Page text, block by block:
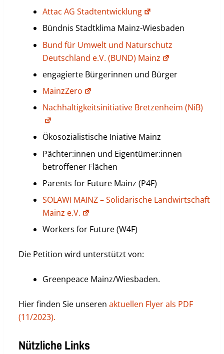
Attac AG Stadtentwicklung
Bündnis Stadtklima Mainz-Wiesbaden
Bund für Umwelt und Naturschutz
Deutschland e.V. (BUND) Mainz
engagierte Bürgerinnen und Bürger
MainzZero
Nachhaltigkeitsinitiative Bretzenheim (NiB)
Ökosozialistische Iniative Mainz
Pächter:innen und Eigentümer:innen
betroffener Flächen
Parents for Future Mainz (P4F)
SOLAWI MAINZ – Solidarische Landwirtschaft
Mainz e.V.
Workers for Future (W4F)
Die Petition wird unterstützt von:
Greenpeace Mainz/Wiesbaden.
Hier finden Sie unseren aktuellen Flyer als PDF
(11/2023).
Nützliche Links